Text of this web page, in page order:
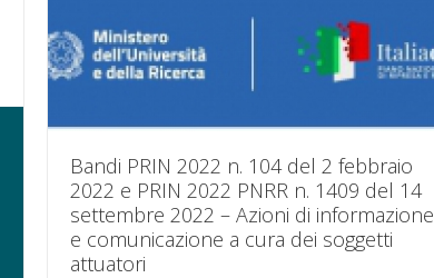
Bandi PRIN 2022 n. 104 del 2 febbraio
2022 e PRIN 2022 PNRR n. 1409 del 14
settembre 2022 – Azioni di informazione
e comunicazione a cura dei soggetti
attuatori